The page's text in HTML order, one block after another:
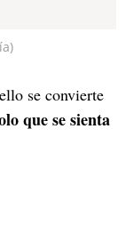
se convierte
que se sienta